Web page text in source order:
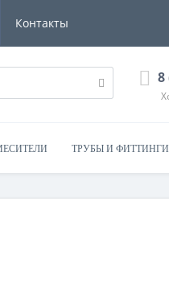
Контакты
8
ТРУБЫ И ФИТТИНГИ